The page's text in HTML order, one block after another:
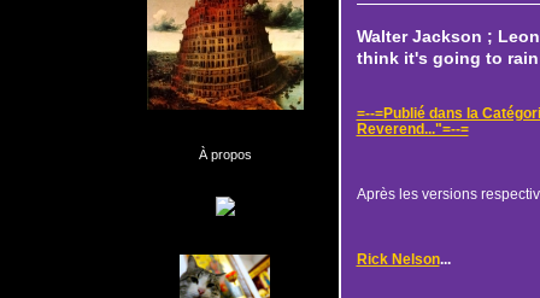
À propos
Walter Jackson ;
think it's going to
=--=Publié dans la
Reverend..."=--=
Après les versions
Rick Nelson...